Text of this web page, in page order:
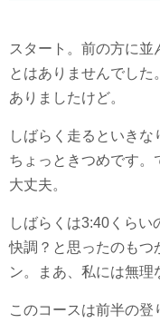
スタート。前の方に並
とはありませんでし
ありましたけど。
しばらく走るといきな
ちょっときつめです。
大丈夫。
しばらくは3:40くらい
快調？と思ったのもつ
ン。まあ、私には無理
このコースは前半の登